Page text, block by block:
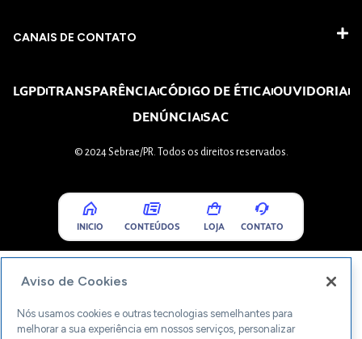
CANAIS DE CONTATO
LGPDTRANSPARÊNCIACÓDIGO DE ÉTICAOUVIDORIA
DENÚNCIASAC
© 2024 Sebrae/PR. Todos os direitos reservados.
INICIO CONTEÚDOS LOJA CONTATO
Aviso de Cookies
Nós usamos cookies e outras tecnologias semelhantes para
melhorar a sua experiência em nossos serviços, personalizar